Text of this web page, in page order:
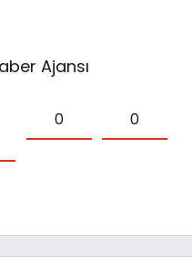
Ajansı
0 0